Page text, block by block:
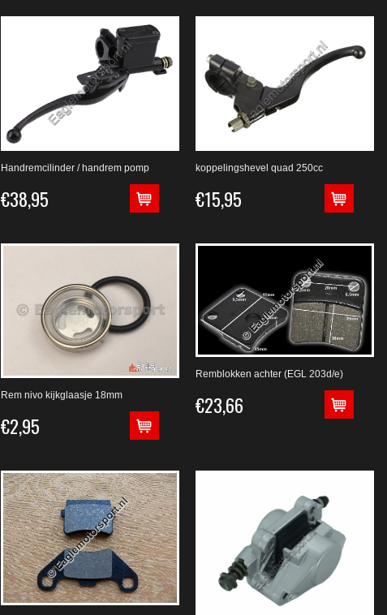
Handremcilinder / handrem pomp
€38,95
koppelingshevel quad 250cc
€15,95
Rem nivo kijkglaasje 18mm
€2,95
Remblokken achter (EGL 203d/e)
€23,66